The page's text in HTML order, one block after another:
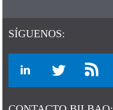
SÍGUENOS: